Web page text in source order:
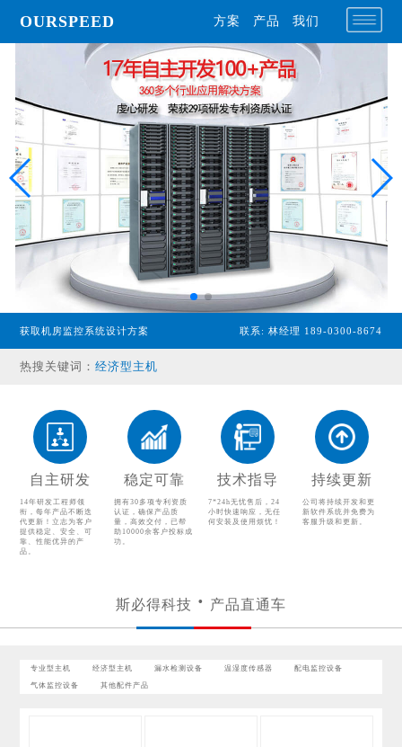
OURSPEED 方案 产品 我们
获取机房监控系统设计方案 联系: 林经理 189-0300-8674
热搜关键词：经济型主机
温湿度传感器
配电监控设备
气体监控设备
其他配件产品
自主研发
14年研发工程师领
衔，每年产品不断迭
代更新！立志为客户
提供稳定、安全、可
靠、性能优异的产
品。
稳定可靠
拥有30多项专利资质
认证，确保产品质
量，高效交付，已帮
助10000余客户投标成
功。
技术指导
7*24h无忧售后，24
小时快速响应，无任
何安装及使用烦忧！
持续更新
公司将持续开发和更
新软件系统并免费为
客服升级和更新。
斯必得科技 产品直通车
专业型主机 经济型主机 漏水检测设备 温湿度传感器 配电监控设备
气体监控设备 其他配件产品